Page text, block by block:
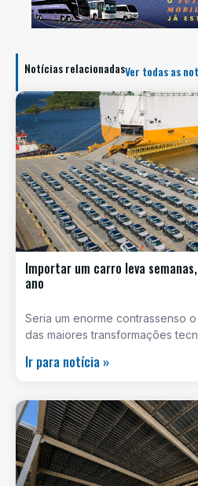
Notícias relacionadasVer todas as
Importar um carro leva
ano
Seria um enorme contrassenso
das maiores transformações
Ir para notícia »